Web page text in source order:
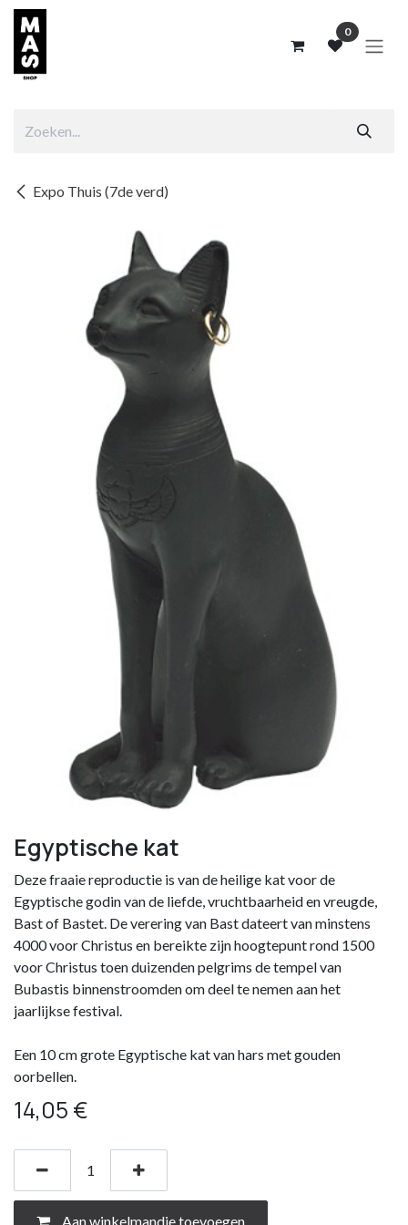
Overslaan naar inhoud
0
Expo Thuis (7de verd)
Egyptische kat
Deze fraaie reproductie is van de heilige kat voor de
Egyptische godin van de liefde, vruchtbaarheid en vreugde,
Bast of Bastet. De verering van Bast dateert van minstens
4000 voor Christus en bereikte zijn hoogtepunt rond 1500
voor Christus toen duizenden pelgrims de tempel van
Bubastis binnenstroomden om deel te nemen aan het
jaarlijkse festival.
Een 10 cm grote Egyptische kat van hars met gouden
oorbellen.
14,05 €
Aan winkelmandje toevoegen